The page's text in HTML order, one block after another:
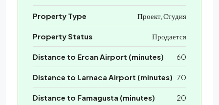
Property Type Проект, Студия
Property Status Продается
Distance to Ercan Airport (minutes) 60
Distance to Larnaca Airport (minutes) 70
Distance to Famagusta (minutes) 20